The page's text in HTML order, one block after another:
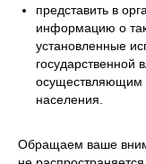
представить в
информацию о
установленные
государственной
осуществляющим
населения.
Обращаем ваше